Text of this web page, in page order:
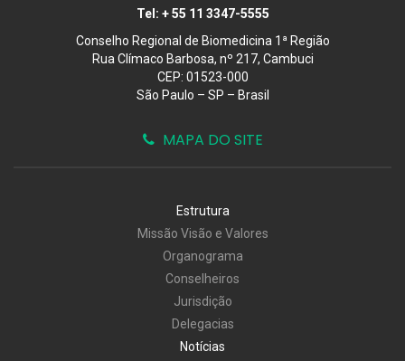
Tel: + 55 11 3347-5555
Conselho Regional de Biomedicina 1ª Região
Rua Clímaco Barbosa, nº 217, Cambuci
CEP: 01523-000
São Paulo – SP – Brasil
MAPA DO SITE
Estrutura
Missão Visão e Valores
Organograma
Conselheiros
Jurisdição
Delegacias
Notícias